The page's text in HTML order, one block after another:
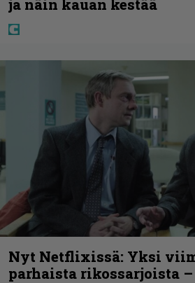
ja näin kauan kestää
Nyt Netflixissä: Yksi
parhaista rikossarjoista